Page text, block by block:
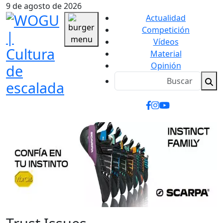
9 de agosto de 2026
Actualidad
Competición
Vídeos
Material
Opinión